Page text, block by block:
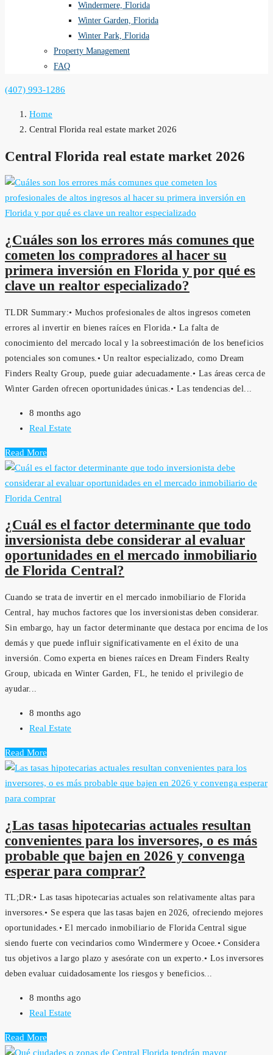
Windermere, Florida
Winter Garden, Florida
Winter Park, Florida
Property Management
FAQ
(407) 993-1286
Home
Central Florida real estate market 2026
Central Florida real estate market 2026
¿Cuáles son los errores más comunes que
cometen los compradores al hacer su
primera inversión en Florida y por qué es
clave un realtor especializado?
TLDR Summary:• Muchos profesionales de altos ingresos cometen
errores al invertir en bienes raíces en Florida.• La falta de
conocimiento del mercado local y la sobreestimación de los beneficios
potenciales son comunes.• Un realtor especializado, como Dream
Finders Realty Group, puede guiar adecuadamente.• Las áreas cerca de
Winter Garden ofrecen oportunidades únicas.• Las tendencias del...
8 months ago
Real Estate
Read More
¿Cuál es el factor determinante que todo
inversionista debe considerar al evaluar
oportunidades en el mercado inmobiliario
de Florida Central?
Cuando se trata de invertir en el mercado inmobiliario de Florida
Central, hay muchos factores que los inversionistas deben considerar.
Sin embargo, hay un factor determinante que destaca por encima de los
demás y que puede influir significativamente en el éxito de una
inversión. Como experta en bienes raíces en Dream Finders Realty
Group, ubicada en Winter Garden, FL, he tenido el privilegio de
ayudar...
8 months ago
Real Estate
Read More
¿Las tasas hipotecarias actuales resultan
convenientes para los inversores, o es más
probable que bajen en 2026 y convenga
esperar para comprar?
TL;DR:• Las tasas hipotecarias actuales son relativamente altas para
inversores.• Se espera que las tasas bajen en 2026, ofreciendo mejores
oportunidades.• El mercado inmobiliario de Florida Central sigue
siendo fuerte con vecindarios como Windermere y Ocoee.• Considera
tus objetivos a largo plazo y asesórate con un experto.• Los inversores
deben evaluar cuidadosamente los riesgos y beneficios...
8 months ago
Real Estate
Read More